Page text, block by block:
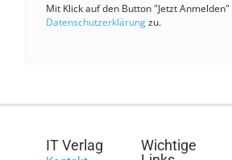
Mit Klick auf den Button "Jetzt
Datenschutzerklärungzu.
IT Verlag
Wichtige